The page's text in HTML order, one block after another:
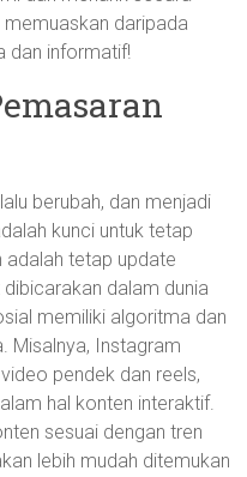
daripada
dan informatif!
berubah, dan menjadi
kunci untuk tetap
adalah tetap update
dalam dunia
memiliki algoritma dan
Misalnya, Instagram
pendek dan reels,
hal konten interaktif.
sesuai dengan tren
lebih mudah ditemukan